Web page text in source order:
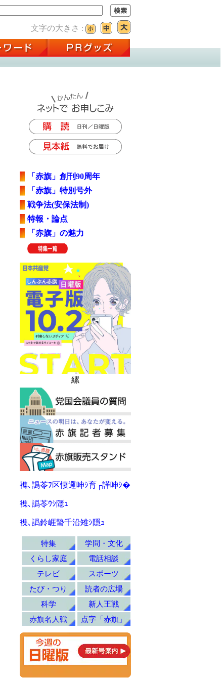
文字の大きさ :
「赤旗」創刊90周年
「赤旗」特別号外
戦争法(安保法制)
特報・論点
「赤旗」の魅力
縲
襍､譌苓ｦ区悽邏呻ｼ育┌譁呻ｼ�
襍､譌苓ｳｼ隱ｭ
襍､譌鈴崕蟄千沿雉ｼ隱ｭ
特集
学問・文化
くらし家庭
電話相談
テレビ
スポーツ
たび・つり
読者の広場
科学
新人王戦
赤旗名人戦
点字「赤旗」